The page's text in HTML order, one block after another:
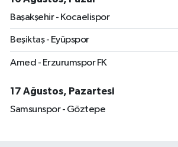
Başakşehir - Kocaelispor
Beşiktaş - Eyüpspor
Amed - Erzurumspor FK
17 Ağustos, Pazartesi
Samsunspor - Göztepe